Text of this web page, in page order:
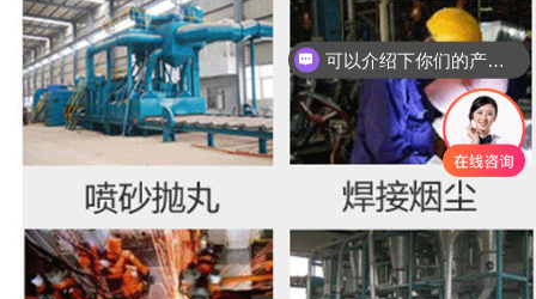
可以介绍下你们的产品么
你们是怎么收费的呢